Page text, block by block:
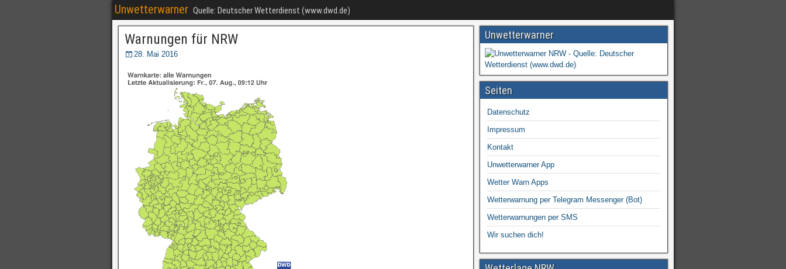
Unwetterwarner Quelle: Deutscher Wetterdienst (www.dwd.de)
Warnungen für NRW
28. Mai 2016
Unwetterwarner
Seiten
Datenschutz
Impressum
Kontakt
Unwetterwarner App
Wetter Warn Apps
Wetterwarnung per Telegram Messenger (Bot)
Wetterwarnungen per SMS
Wir suchen dich!